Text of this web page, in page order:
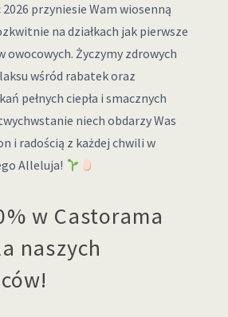
przyniesie Wam wiosenną
na działkach jak pierwsze
owocowych. Życzymy zdrowych
wśród rabatek oraz
pełnych ciepła i smacznych
niech obdarzy Was
i radością z każdej chwili w
Alleluja!
w Castorama
naszych